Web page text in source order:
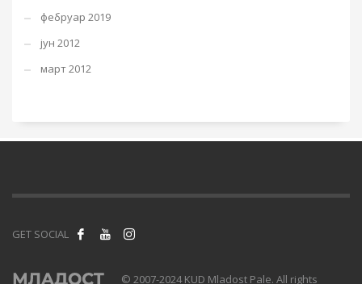
фебруар 2019
јун 2012
март 2012
GET SOCIAL
© 2007-2024 KUD Mladost Pale. All rights